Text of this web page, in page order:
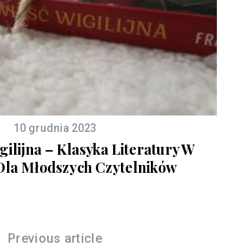
10 grudnia 2023
– Klasyka Literatury W
Młodszych Czytelników
Previous article